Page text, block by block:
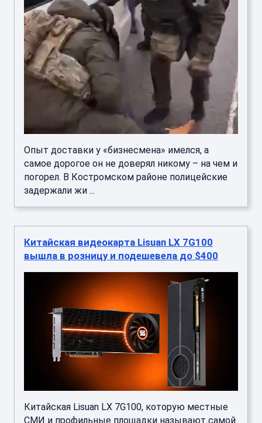
Опыт доставки у «бизнесмена» имелся, а
самое дорогое он не доверял никому – на чем и
погорел. В Костромском районе полицейские
задержали жи ...
Китайская видеокарта Lisuan LX 7G100
вышла в розницу и подешевела до $400
Китайская Lisuan LX 7G100, которую местные
СМИ и профильные площадки называют самой